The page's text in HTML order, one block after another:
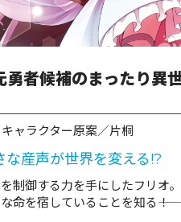
閉じる
者候補のまったり異
ラクター原案／片桐
産声が世界を変える!?
制御する力を手にしたフリオ。
命を宿していることを知る――！